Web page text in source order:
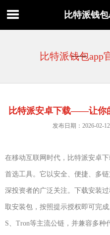
比特派钱
比特派钱包app
比特派安卓下载——让你
发布日期：2026-02-
在移动互联网时代，比特派安卓
首选工具。它以安全、便捷、多
深投资者的广泛关注。下载安装
取安装包，按照提示授权即可完
S、Tron等主流公链，并兼容多